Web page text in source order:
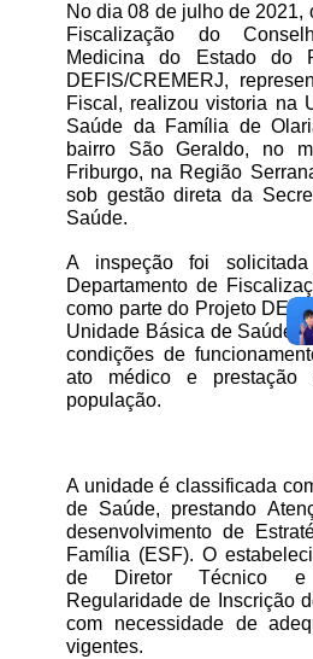
No dia 08 de julho de 2021,
Fiscalização do
Medicina do Estado do
DEFIS/CREMERJ,
Fiscal, realizou vistoria na
Saúde da Família de
bairro São Geraldo, no
Friburgo, na Região
sob gestão direta da
Saúde.
A inspeção foi
Departamento de
como parte do Projeto
Unidade Básica de Saúde,
condições de
ato médico e prestação
população.
A unidade é classificada
de Saúde, prestando
desenvolvimento de
Família (ESF). O
de Diretor Técnico e
Regularidade de Inscrição
com necessidade de
vigentes.